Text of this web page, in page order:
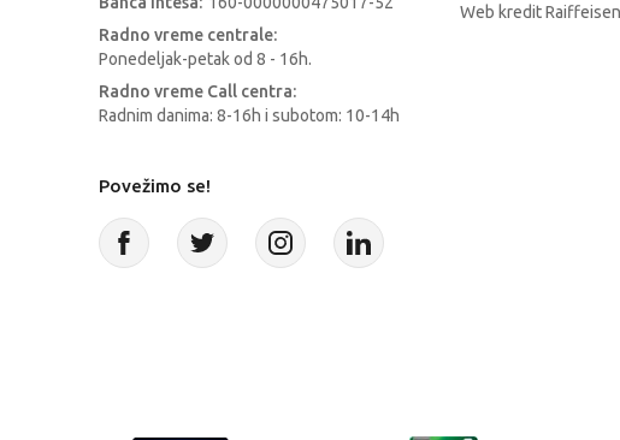
Radno vreme centrale:
Ponedeljak-petak od 8 - 16h.
Radno vreme Call centra:
Radnim danima: 8-16h i subotom: 10-14h
Web kredit
Povežimo se!